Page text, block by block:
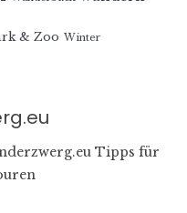
& Zoo Winter
Tipps für